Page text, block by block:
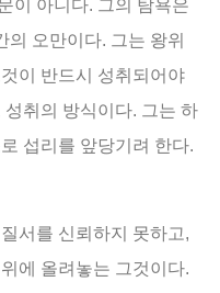
이 아니다. 그의 탐욕은
의 오만이다. 그는 왕위
이 반드시 성취되어야
성취의 방식이다. 그는 하
섭리를 앞당기려 한다.
서를 신뢰하지 못하고,
에 올려놓는 그것이다.